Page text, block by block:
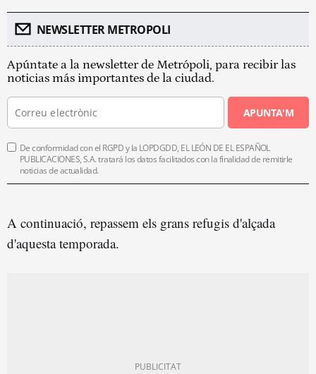
NEWSLETTER METROPOLI
Apúntate a la newsletter de Metrópoli, para recibir las
noticias más importantes de la ciudad.
APUNTA'M
De conformidad con el RGPD y la LOPDGDD, EL LEÓN DE EL ESPAÑOL
PUBLICACIONES, S.A. tratará los datos facilitados con la finalidad de remitirle
noticias de actualidad.
A continuació, repassem els grans refugis d'alçada
d'aquesta temporada.